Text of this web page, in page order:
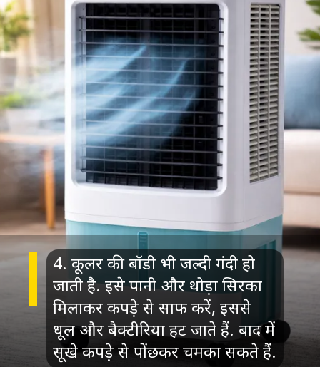
4. कूलर की बॉडी भी जल्दी गंदी हो
जाती है. इसे पानी और थोड़ा सिरका
मिलाकर कपड़े से साफ करें, इससे
धूल और बैक्टीरिया हट जाते हैं. बाद में
सूखे कपड़े से पोंछकर चमका सकते हैं.